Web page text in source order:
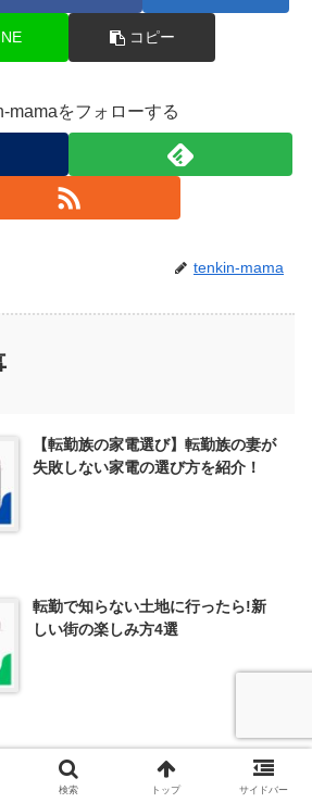
コピー
mamaをフォローする
tenkin-mama
【転勤族の家電選び】転勤族の妻が
失敗しない家電の選び方を紹介！
転勤で知らない土地に行ったら!新
しい街の楽しみ方4選
経験者が語る！単身赴任のメリット
デメリット！
検索 トップ サイドバー